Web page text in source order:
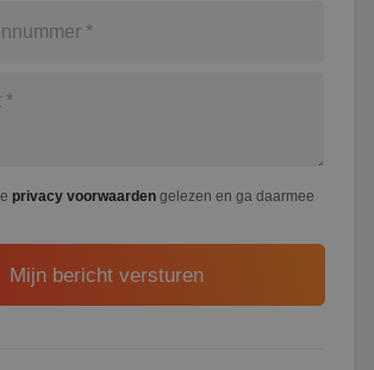
privacy voorwaarden gelezen en ga daarmee